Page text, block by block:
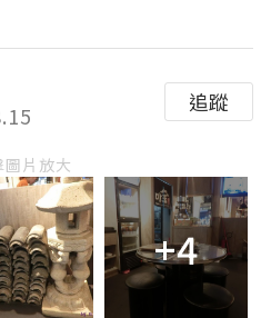
追蹤
圖片放大
+4